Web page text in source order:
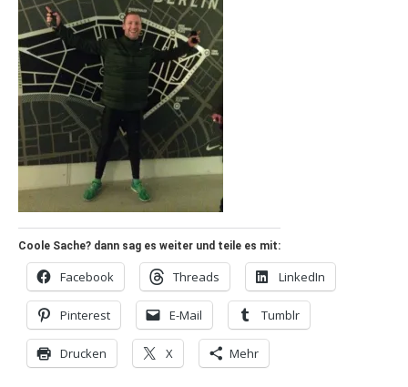
Coole Sache? dann sag es weiter und teile es mit:
Facebook Threads LinkedIn
Pinterest E-Mail Tumblr
Drucken X Mehr